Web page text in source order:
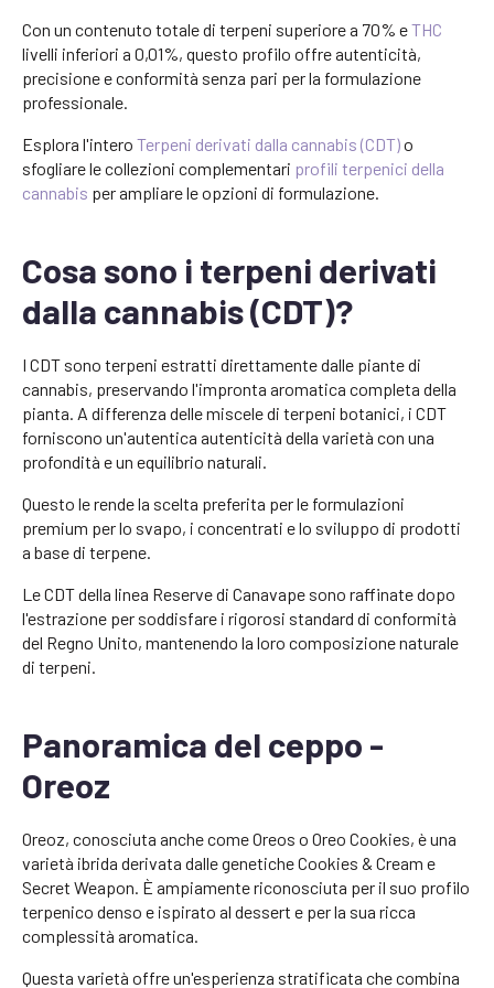
Con un contenuto totale di terpeni superiore a 70% eTHC
livelli inferiori a 0,01%, questo profilo offre autenticità,
precisione e conformità senza pari per la formulazione
professionale.
Esplora l'intero Terpeni derivati dalla cannabis (CDT)o
sfogliare le collezioni complementari profili terpenici della
cannabis per ampliare le opzioni di formulazione.
Cosa sono i terpeni derivati
dalla cannabis (CDT)?
I CDT sono terpeni estratti direttamente dalle piante di
cannabis, preservando l'impronta aromatica completa della
pianta. A differenza delle miscele di terpeni botanici, i CDT
forniscono un'autentica autenticità della varietà con una
profondità e un equilibrio naturali.
Questo le rende la scelta preferita per le formulazioni
premium per lo svapo, i concentrati e lo sviluppo di prodotti
a base di terpene.
Le CDT della linea Reserve di Canavape sono raffinate dopo
l'estrazione per soddisfare i rigorosi standard di conformità
del Regno Unito, mantenendo la loro composizione naturale
di terpeni.
Panoramica del ceppo -
Oreoz
Oreoz, conosciuta anche come Oreos o Oreo Cookies, è una
varietà ibrida derivata dalle genetiche Cookies & Cream e
Secret Weapon. È ampiamente riconosciuta per il suo profilo
terpenico denso e ispirato al dessert e per la sua ricca
complessità aromatica.
Questa varietà offre un'esperienza stratificata che combina